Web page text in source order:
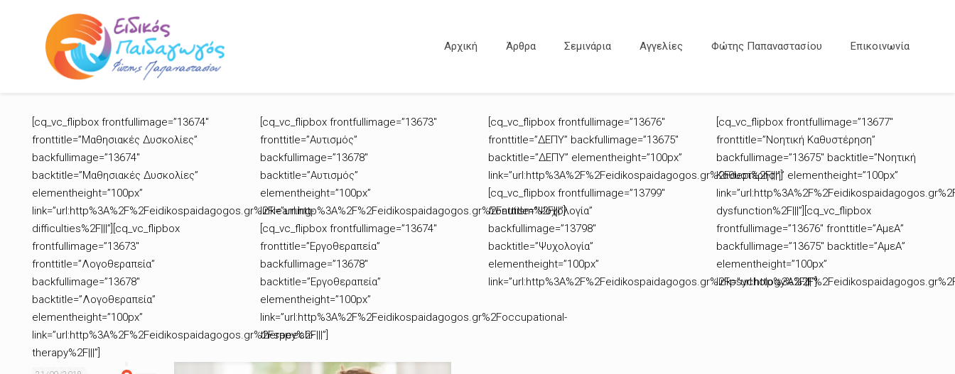
Αρχική Άρθρα Σεμινάρια Αγγελίες Φώτης Παπαναστασίου Επικοινωνία
[cq_vc_flipbox frontfullimage=”13674″
fronttitle=”Μαθησιακές Δυσκολίες”
backfullimage=”13674″
backtitle=”Μαθησιακές Δυσκολίες”
elementheight=”100px”
link=”url:http%3A%2F%2Feidikospaidagogos.gr%2Flearning-
difficulties%2F|||”][cq_vc_flipbox
frontfullimage=”13673″
fronttitle=”Λογοθεραπεία”
backfullimage=”13678″
backtitle=”Λογοθεραπεία”
elementheight=”100px”
link=”url:http%3A%2F%2Feidikospaidagogos.gr%2Fspeech-
therapy%2F|||”]
[cq_vc_flipbox frontfullimage=”13673″
fronttitle=”Αυτισμός”
backfullimage=”13678″
backtitle=”Αυτισμός”
elementheight=”100px”
link=”url:http%3A%2F%2Feidikospaidagogos.gr%2Fautism%2F|||”]
[cq_vc_flipbox frontfullimage=”13674″
fronttitle=”Εργοθεραπεία”
backfullimage=”13678″
backtitle=”Εργοθεραπεία”
elementheight=”100px”
link=”url:http%3A%2F%2Feidikospaidagogos.gr%2Foccupational-
therapy%2F|||”]
[cq_vc_flipbox frontfullimage=”13676″
fronttitle=”ΔΕΠΥ” backfullimage=”13675″
backtitle=”ΔΕΠΥ” elementheight=”100px”
link=”url:http%3A%2F%2Feidikospaidagogos.gr%2Fdepi%2F|||”]
[cq_vc_flipbox frontfullimage=”13799″
fronttitle=”Ψυχολογία”
backfullimage=”13798″
backtitle=”Ψυχολογία”
elementheight=”100px”
link=”url:http%3A%2F%2Feidikospaidagogos.gr%2Fpsychology%2F|||”]
[cq_vc_flipbox frontfullimage=”13677″
fronttitle=”Νοητική Καθυστέρηση”
backfullimage=”13675″ backtitle=”Νοητική
Καθυστέρηση” elementheight=”100px”
dysfunction%2F|||”][cq_vc_flipbox
frontfullimage=”13676″ fronttitle=”ΑμεΑ”
backfullimage=”13675″ backtitle=”ΑμεΑ”
elementheight=”100px”